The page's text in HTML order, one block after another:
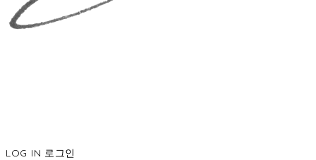
LOG IN 로그인